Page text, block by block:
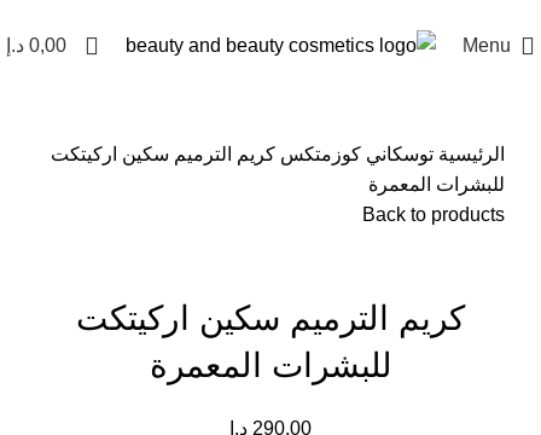
Menu
0,00 د.إ
الرئيسية توسكاني كوزمتكس كريم الترميم سكين اركيتكت
للبشرات المعمرة
Back to products
كريم الترميم سكين اركيتكت
للبشرات المعمرة
290,00 د.إ